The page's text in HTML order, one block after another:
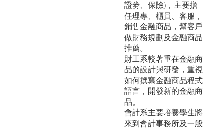
證劵、保險)，主要擔
任理專、櫃員、客服，
銷售金融商品，幫客戶
做財務規劃及金融商品
推薦。
財工系較著重在金融商
品的設計與研發，重視
如何撰寫金融商品程式
語言，開發新的金融商
品。
會計系主要培養學生將
來到會計事務所及一般